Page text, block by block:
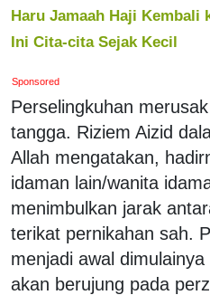
Haru Jamaah Haji Kembali
Ini Cita-cita Sejak Kecil
Sponsored
Perselingkuhan
tangga. Riziem Aizid
Allah mengatakan,
idaman lain/wanita
menimbulkan jarak
terikat pernikahan sah.
menjadi awal
akan berujung pada